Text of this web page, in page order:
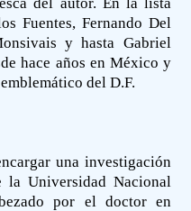
Fuentes, Fernando Del
y hasta Gabriel
hace años en México y
del D.F.
una investigación
Universidad Nacional
por el doctor en